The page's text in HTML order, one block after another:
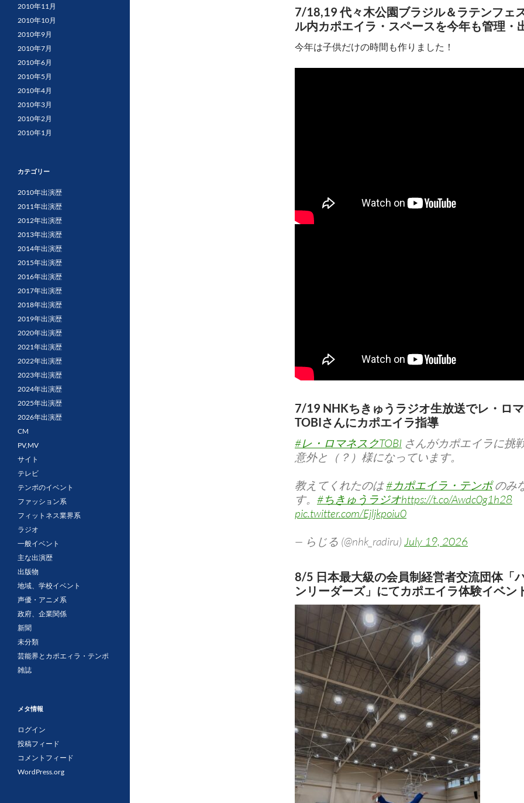
7/18,19 代々木公園ブラジル＆ラテンフェ
ル内カポエイラ・スペースを今年も管理・
今年は子供だけの時間も作りました！
7/19 NHKちきゅうラジオ生放送でレ・ロ
TOBIさんにカポエイラ指導
#レ・ロマネスクTOBI さんがカポエイラに挑
意外と（？）様になっています。
教えてくれたのは#カポエイラ・テンポのみ
す。 #ちきゅうラジオhttps://t.co/Awdc0g1h28
pic.twitter.com/Ejljkpoiu0
— らじる (@nhk_radiru) July 19, 2026
8/5 日本最大級の会員制経営者交流団体「
ンリーダーズ」にてカポエイラ体験イベン
2010年11月
2010年10月
2010年9月
2010年7月
2010年6月
2010年5月
2010年4月
2010年3月
2010年2月
2010年1月
カテゴリー
2010年出演歴
2011年出演歴
2012年出演歴
2013年出演歴
2014年出演歴
2015年出演歴
2016年出演歴
2017年出演歴
2018年出演歴
2019年出演歴
2020年出演歴
2021年出演歴
2022年出演歴
2023年出演歴
2024年出演歴
2025年出演歴
2026年出演歴
CM
PV,MV
サイト
テレビ
テンポのイベント
ファッション系
フィットネス業界系
ラジオ
一般イベント
主な出演歴
出版物
地域、学校イベント
声優・アニメ系
政府、企業関係
新聞
未分類
芸能界とカポエィラ・テンポ
雑誌
メタ情報
ログイン
投稿フィード
コメントフィード
WordPress.org